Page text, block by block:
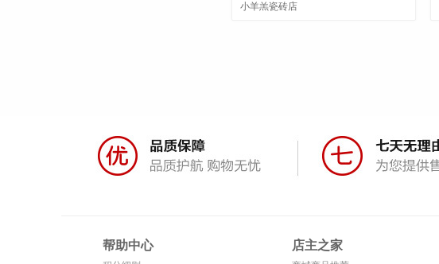
小羊羔瓷砖店
帮助中心 店主之家